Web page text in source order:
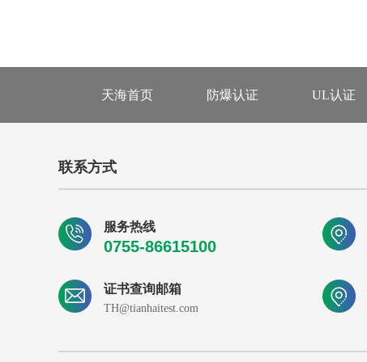
天海首页 防爆认证 UL认证
联系方式
服务热线
0755-86615100
证书查询邮箱
TH@tianhaitest.com